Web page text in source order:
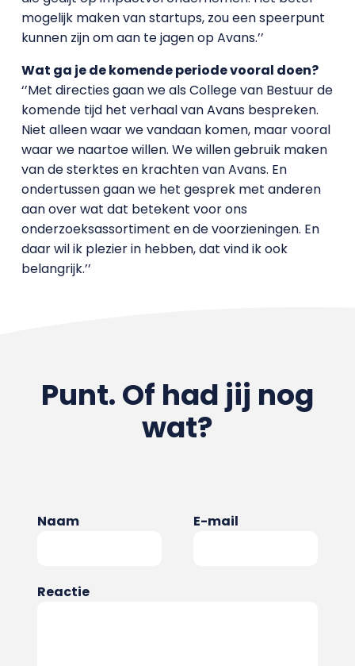
mogelijk maken van startups, zou een speerpunt
kunnen zijn om aan te jagen op Avans.’’
Wat ga je de komende periode vooral doen?
‘’Met directies gaan we als College van Bestuur de
komende tijd het verhaal van Avans bespreken.
Niet alleen waar we vandaan komen, maar vooral
waar we naartoe willen. We willen gebruik maken
van de sterktes en krachten van Avans. En
ondertussen gaan we het gesprek met anderen
aan over wat dat betekent voor ons
onderzoeksassortiment en de voorzieningen. En
daar wil ik plezier in hebben, dat vind ik ook
belangrijk.’’
Punt. Of had jij nog
wat?
Naam E-mail
Reactie